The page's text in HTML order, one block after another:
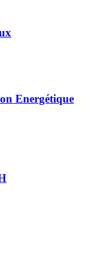
Energétique